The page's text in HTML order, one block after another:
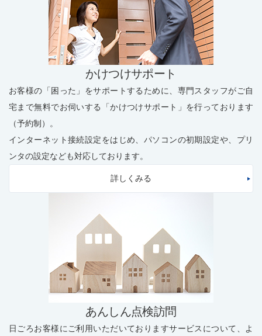
かけつけサポート
お客様の「困った」をサポートするために、専門スタッフがご自
宅まで無料でお伺いする「かけつけサポート」を行っております
（予約制）。
インターネット接続設定をはじめ、パソコンの初期設定や、プリ
ンタの設定なども対応しております。
詳しくみる
あんしん点検訪問
日ごろお客様にご利用いただいておりますサービスについて、よ